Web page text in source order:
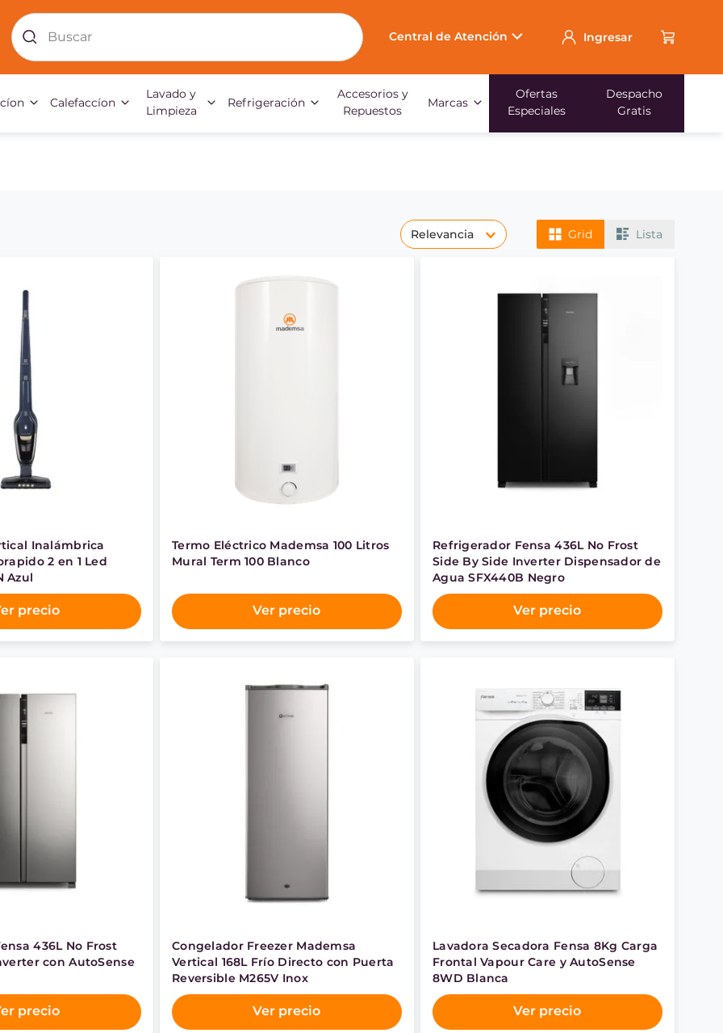
Buscar
Central de Atención Ingresar
Calefaccíon
Lavado y
Limpieza
Refrigeración
Accesorios y
Repuestos
Marcas
Ofertas
Especiales
Despacho
Gratis
Relevancia Grid Lista
Inalámbrica
2 en 1 Led
Azul
precio
Termo Eléctrico Mademsa 100 Litros
Mural Term 100 Blanco
Ver precio
Refrigerador Fensa 436L No Frost
Side By Side Inverter Dispensador de
Agua SFX440B Negro
Ver precio
436L No Frost
con AutoSense
precio
Congelador Freezer Mademsa
Vertical 168L Frío Directo con Puerta
Reversible M265V Inox
Ver precio
Lavadora Secadora Fensa 8Kg Carga
Frontal Vapour Care y AutoSense
8WD Blanca
Ver precio